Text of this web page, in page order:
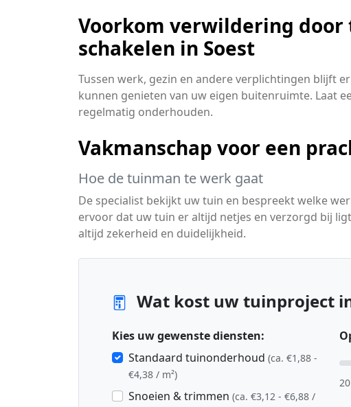
Voorkom verwildering
schakelen in Soest
Tussen werk, gezin en andere verplichtingen blijft
kunnen genieten van uw eigen buitenruimte. Laat
regelmatig onderhouden.
Vakmanschap voor een
Hoe de tuinman te werk gaat
De specialist bekijkt uw tuin en bespreekt welke
ervoor dat uw tuin er altijd netjes en verzorgd bij
altijd zekerheid en duidelijkheid.
Wat kost uw tuinproject
Kies uw gewenste diensten:
Standaard tuinonderhoud (ca. €1,88 -
€4,38 / m²)
Snoeien & trimmen (ca. €3,12 - €6,88 /